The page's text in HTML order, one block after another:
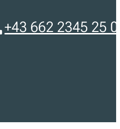
+43 662 2345 25 0